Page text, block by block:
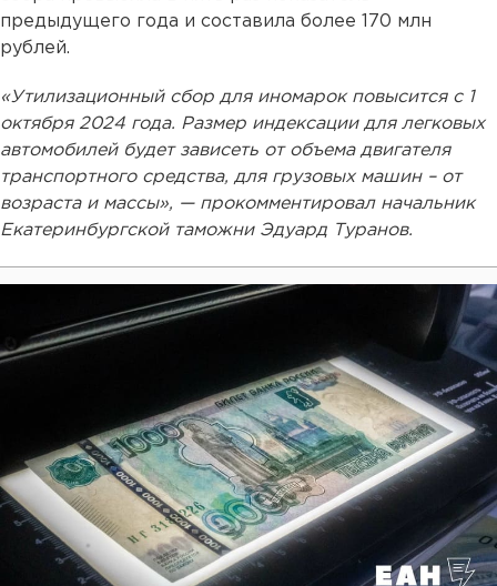
предыдущего года и составила более 170 млн
рублей.
«Утилизационный сбор для иномарок повысится с 1
октября 2024 года. Размер индексации для легковых
автомобилей будет зависеть от объема двигателя
транспортного средства, для грузовых машин – от
возраста и массы», — прокомментировал начальник
Екатеринбургской таможни Эдуард Туранов.